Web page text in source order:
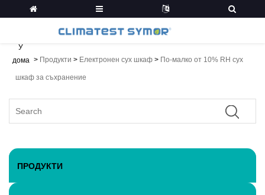
У
дома > Продукти > Електронен сух шкаф > По-малко от 10% RH сух
шкаф за съхранение
ПРОДУКТИ